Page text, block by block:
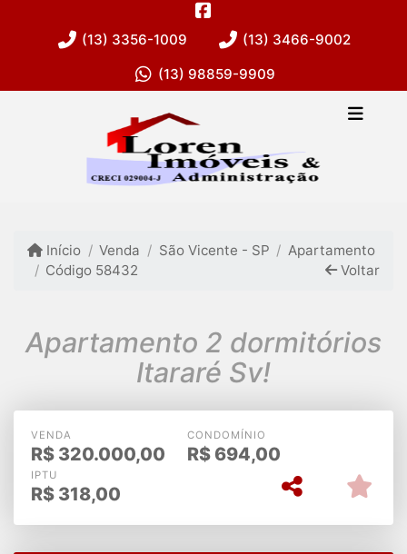
(13) 3356-1009 (13) 3466-9002
(13) 98859-9909
Início Venda São Vicente - SP
Apartamento
Código 58432
Voltar
Apartamento 2 dormitórios
Itararé Sv!
VENDA
R$ 320.000,00
CONDOMÍNIO
R$ 694,00
IPTU
R$ 318,00